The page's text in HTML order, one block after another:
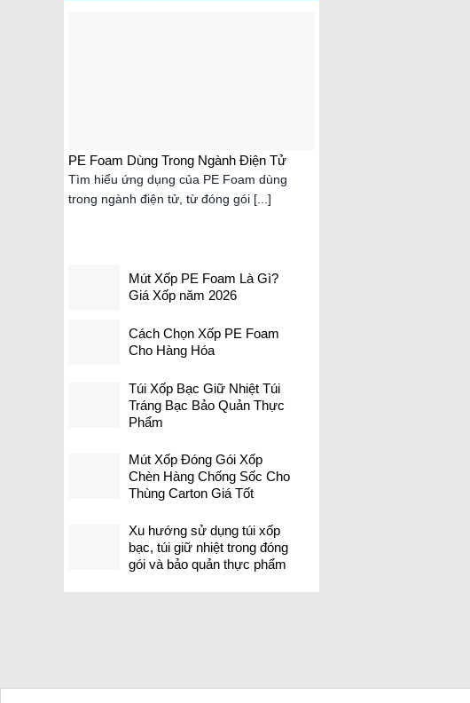
PE Foam Dùng Trong Ngành Điện Tử
Tìm hiểu ứng dụng của PE Foam dùng
trong ngành điện tử, từ đóng gói [...]
Mút Xốp PE Foam Là Gì?
Giá Xốp năm 2026
Cách Chọn Xốp PE Foam
Cho Hàng Hóa
Túi Xốp Bạc Giữ Nhiệt Túi
Tráng Bạc Bảo Quản Thực
Phẩm
Mút Xốp Đóng Gói Xốp
Chèn Hàng Chống Sốc Cho
Thùng Carton Giá Tốt
Xu hướng sử dụng túi xốp
bạc, túi giữ nhiệt trong đóng
gói và bảo quản thực phẩm